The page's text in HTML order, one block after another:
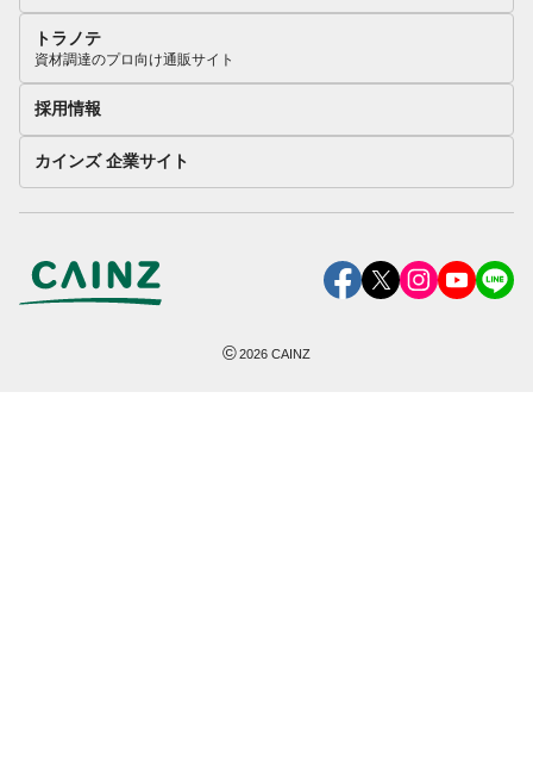
トラノテ
資材調達のプロ向け通販サイト
採用情報
カインズ 企業サイト
©2026 CAINZ